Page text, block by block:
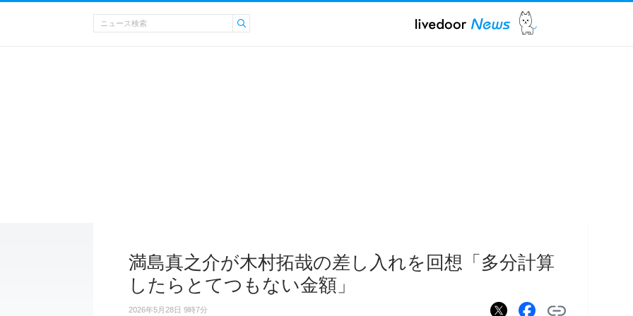
満島真之介が木村拓哉の差し入れを回想「多分計算
したらとてつもない金額」
2026年5月28日 9時7分